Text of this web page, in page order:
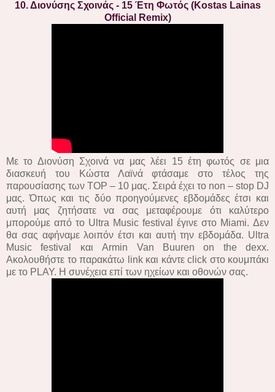
10. Διονύσης Σχοινάς - 15 Έτη Φωτός (Kostas Lainas
Official Remix)
Με το Διονύση Σχοινά να μας λέει 15 έτη φωτός σε μια
διασκευή του Κώστα Λαϊνά φτάσαμε στο τέλος της
παρουσίασης των TOP – 10 μας. Σειρά έχει το non – stop DJ
μας. Όπως και τις δύο προηγούμενες εβδομάδες έτσι και
αυτή μας ζητήσατε να σας μεταφέρουμε ότι καλύτερο
μπορούμε από το Ultra Music festival έγινε στο Miami. Δεν
θα σας αφήναμε λοιπόν έτσι και αυτή την εβδομάδα. Ultra
Music festival και Armin Van Buuren on the dexx.
Ακολουθήστε το παρακάτω link και κάντε click στο κουμπάκι
με το PLAY. Η συνέχεια επί των ηχείων και οθονών σας.